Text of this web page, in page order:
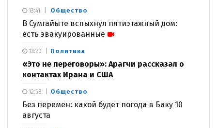
Общество
В Сумгайыте вспыхнул пятиэтажный дом:
есть эвакуированные
13:41
Политика
«Это не переговоры»: Арагчи рассказал о
контактах Ирана и США
13:20
Общество
Без перемен: какой будет погода в Баку 10
августа
12:58